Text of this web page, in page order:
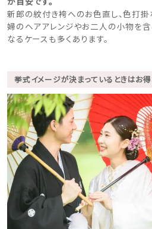
新郎の紋付き袴へのお色直し、色打
婦のヘアアレンジやお二人の小物を
なるケースも多くあります。
挙式イメージが決まっているときはお